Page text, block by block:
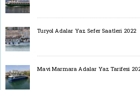
Turyol Adalar Yaz Sefer Saatleri 2022
Mavi Marmara Adalar Yaz Tarifesi